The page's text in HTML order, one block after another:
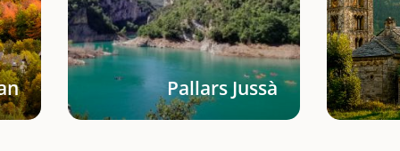
Pallars Jussà